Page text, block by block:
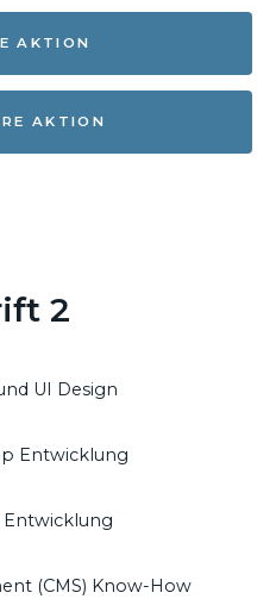
AKTION
AKTION
2
UI Design
Entwicklung
Entwicklung
(CMS) Know-How